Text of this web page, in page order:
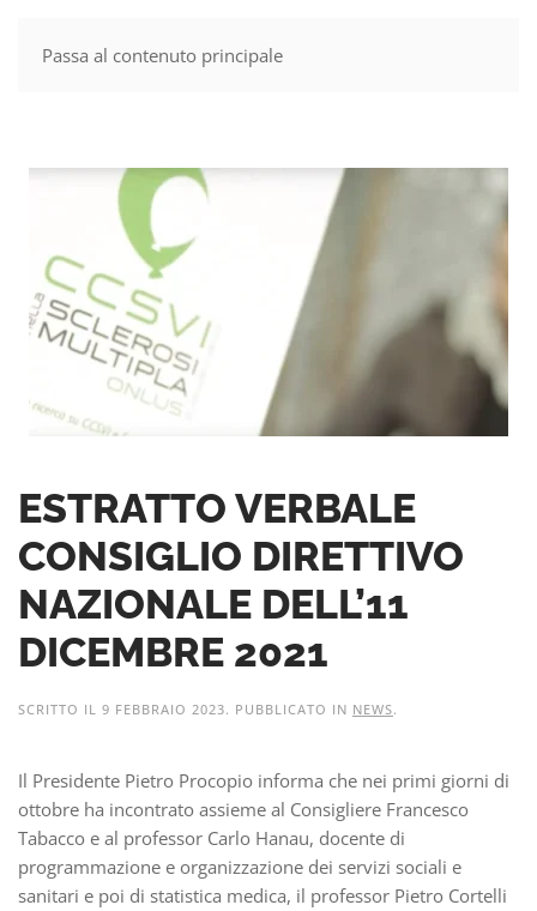
Passa al contenuto principale
MENU
ESTRATTO VERBALE
CONSIGLIO DIRETTIVO
NAZIONALE DELL’11
DICEMBRE 2021
SCRITTO IL 9 FEBBRAIO 2023. PUBBLICATO IN NEWS.
Il Presidente Pietro Procopio informa che nei primi giorni di
ottobre ha incontrato assieme al Consigliere Francesco
Tabacco e al professor Carlo Hanau, docente di
programmazione e organizzazione dei servizi sociali e
sanitari e poi di statistica medica, il professor Pietro Cortelli